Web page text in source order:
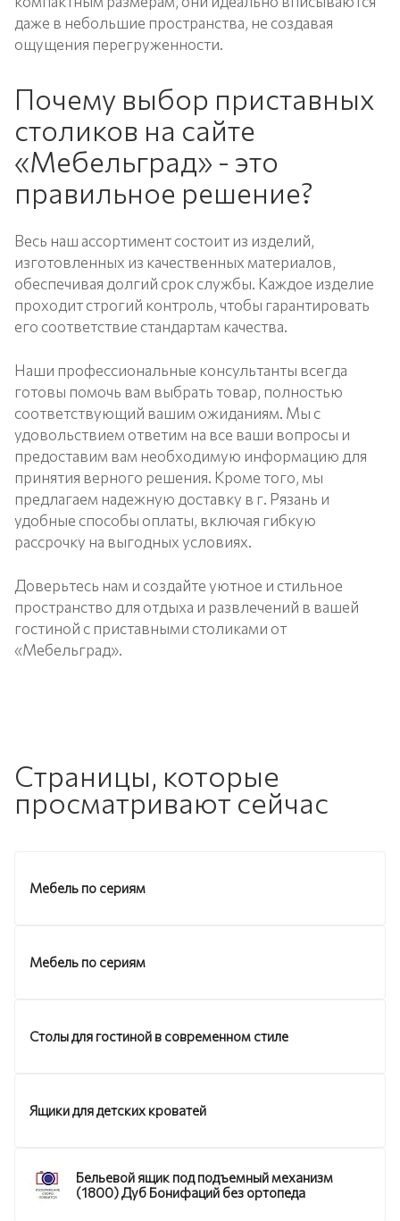
даже в небольшие пространства, не создавая
ощущения перегруженности.
Почему выбор приставных
столиков на сайте
«Мебельград» - это
правильное решение?
Весь наш ассортимент состоит из изделий,
изготовленных из качественных материалов,
обеспечивая долгий срок службы. Каждое изделие
проходит строгий контроль, чтобы гарантировать
его соответствие стандартам качества.
Наши профессиональные консультанты всегда
готовы помочь вам выбрать товар, полностью
соответствующий вашим ожиданиям. Мы с
удовольствием ответим на все ваши вопросы и
предоставим вам необходимую информацию для
принятия верного решения. Кроме того, мы
предлагаем надежную доставку в г. Рязань и
удобные способы оплаты, включая гибкую
рассрочку на выгодных условиях.
Доверьтесь нам и создайте уютное и стильное
пространство для отдыха и развлечений в вашей
гостиной с приставными столиками от
«Мебельград».
Страницы, которые
просматривают сейчас
Мебель по сериям
Мебель по сериям
Столы для гостиной в современном стиле
Ящики для детских кроватей
Бельевой ящик под подъемный механизм
(1800) Дуб Бонифаций без ортопеда